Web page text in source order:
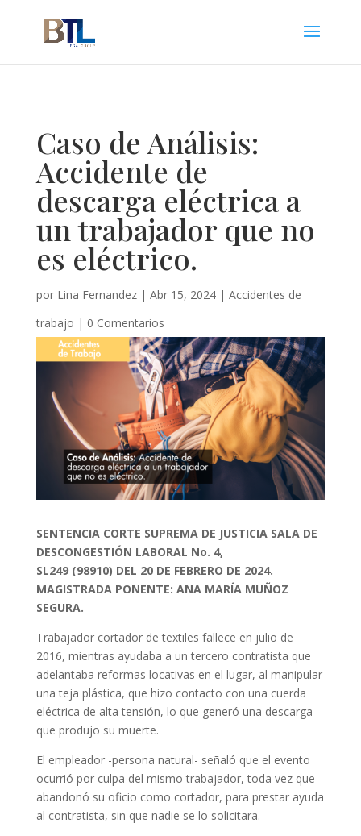
Caso de Análisis:
Accidente de
descarga eléctrica a
un trabajador que no
es eléctrico.
por Lina Fernandez| Abr 15, 2024| Accidentes de
trabajo | 0 Comentarios
SENTENCIA CORTE SUPREMA DE JUSTICIA SALA DE
DESCONGESTIÓN LABORAL No. 4,
SL249 (98910) DEL 20 DE FEBRERO DE 2024.
MAGISTRADA PONENTE: ANA MARÍA MUÑOZ
SEGURA.
Trabajador cortador de textiles fallece en julio de
2016, mientras ayudaba a un tercero contratista que
adelantaba reformas locativas en el lugar, al manipular
una teja plástica, que hizo contacto con una cuerda
eléctrica de alta tensión, lo que generó una descarga
que produjo su muerte.
El empleador -persona natural- señaló que el evento
ocurrió por culpa del mismo trabajador, toda vez que
abandonó su oficio como cortador, para prestar ayuda
al contratista, sin que nadie se lo solicitara.